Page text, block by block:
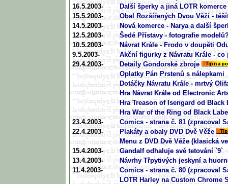
16.5.2003-
Další šperky a jiná LOTR komerce
15.5.2003-
Obal Rozšířených Dvou Věží -
14.5.2003-
Nová komerce - Narya a další
12.5.2003-
Šedé Přístavy - fotografie
10.5.2003-
Návrat Krále - Frodo v doupěti
9.5.2003-
Akční figurky z Návratu Krále -
29.4.2003-
Detaily Gondorské zbroje
Oplatky Pán Prstenů s nálepkami
Dotáčky Návratu Krále - mrtvý
Hra Návrat Krále od Electronic
Hra Treason of Isengard od Black
Hra War of the Ring od Black
23.4.2003-
Comics - strana č. 81 (zpracoval
22.4.2003-
Plakáty a obaly DVD Dvě Věže
Menu z DVD Dvě Věže (klasická
15.4.2003-
Gandalf odhaluje své tetování `9`
13.4.2003-
Návrhy Třpytivých jeskyní a
11.4.2003-
Comics - strana č. 80 (zpracoval
LOTR Harley na Custom Chrome